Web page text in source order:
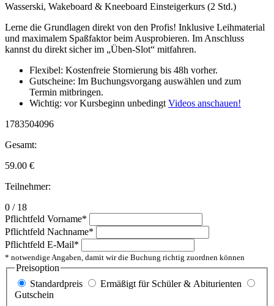
Wasserski, Wakeboard & Kneeboard Einsteigerkurs (2 Std.)
Lerne die Grundlagen direkt von den Profis! Inklusive Leihmaterial
und maximalem Spaßfaktor beim Ausprobieren. Im Anschluss
kannst du direkt sicher im „Üben-Slot“ mitfahren.
Flexibel: Kostenfreie Stornierung bis 48h vorher.
Gutscheine: Im Buchungsvorgang auswählen und zum
Termin mitbringen.
Wichtig: vor Kursbeginn unbedingt Videos anschauen!
1783504096
Gesamt:
59.00 €
Teilnehmer:
0 / 18
Pflichtfeld Vorname*
Pflichtfeld Nachname*
Pflichtfeld E-Mail*
* notwendige Angaben, damit wir die Buchung richtig zuordnen können
Preisoption
Standardpreis
Ermäßigt für Schüler & Abiturienten
Gutschein